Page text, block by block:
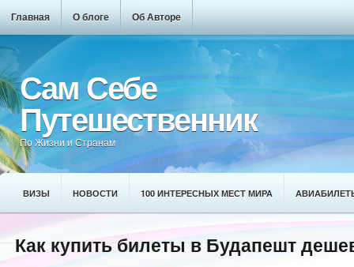
Главная О блоге Об Авторе
Сам Себе
Путешественник
По Жизни и Странам
ВИЗЫ НОВОСТИ 100 ИНТЕРЕСНЫХ МЕСТ МИРА
Как купить билеты в Будапешт